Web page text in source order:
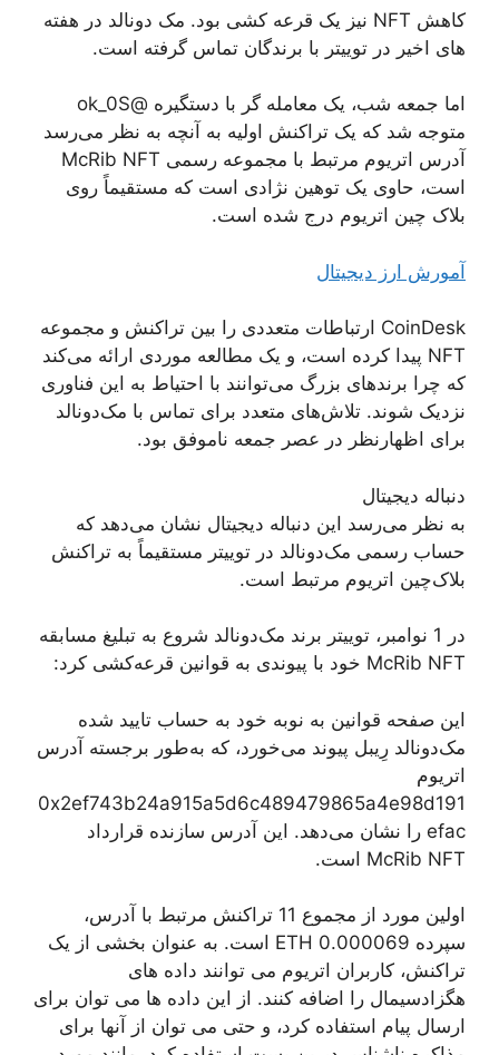
کاهش NFT نیز یک قرعه کشی بود. مک دونالد در هفته
های اخیر در توییتر با برندگان تماس گرفته است.
اما جمعه شب، یک معامله گر با دستگیره @ok_0S
متوجه شد که یک تراکنش اولیه به آنچه به نظر می‌رسد
آدرس اتریوم مرتبط با مجموعه رسمی McRib NFT
است، حاوی یک توهین نژادی است که مستقیماً روی
بلاک چین اتریوم درج شده است.
آمورش ارز دیجیتال
CoinDesk ارتباطات متعددی را بین تراکنش و مجموعه
NFT پیدا کرده است، و یک مطالعه موردی ارائه می‌کند
که چرا برندهای بزرگ می‌توانند با احتیاط به این فناوری
نزدیک شوند. تلاش‌های متعدد برای تماس با مک‌دونالد
برای اظهارنظر در عصر جمعه ناموفق بود.
دنباله دیجیتال
به نظر می‌رسد این دنباله دیجیتال نشان می‌دهد که
حساب رسمی مک‌دونالد در توییتر مستقیماً به تراکنش
بلاک‌چین اتریوم مرتبط است.
در 1 نوامبر، توییتر برند مک‌دونالد شروع به تبلیغ مسابقه
McRib NFT خود با پیوندی به قوانین قرعه‌کشی کرد:
این صفحه قوانین به نوبه خود به حساب تایید شده
مک‌دونالد رِیبل پیوند می‌خورد، که به‌طور برجسته آدرس
اتریوم
0x2ef743b24a915a5d6c489479865a4e98d191
efac را نشان می‌دهد. این آدرس سازنده قرارداد
McRib NFT است.
اولین مورد از مجموع 11 تراکنش مرتبط با آدرس،
سپرده 0.000069 ETH است. به عنوان بخشی از یک
تراکنش، کاربران اتریوم می توانند داده های
هگزادسیمال را اضافه کنند. از این داده ها می توان برای
ارسال پیام استفاده کرد، و حتی می توان از آنها برای